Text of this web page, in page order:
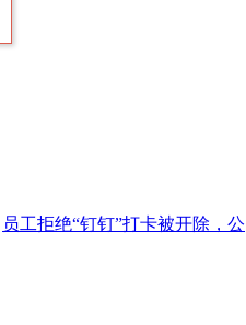
员工拒绝“钉钉”打卡被开除，公